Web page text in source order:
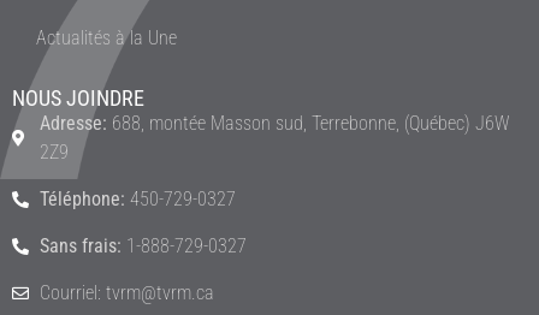
Actualités à la Une
NOUS JOINDRE
Adresse: 688, montée Masson sud, Terrebonne, (Québec) J6W
2Z9
Téléphone: 450-729-0327
Sans frais: 1-888-729-0327
Courriel: tvrm@tvrm.ca